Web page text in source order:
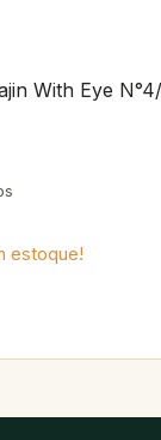
With Eye
estoque!